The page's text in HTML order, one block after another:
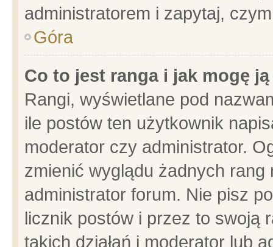
administratorem i zapytaj,
Góra
Co to jest ranga i jak mogę
Rangi, wyświetlane pod
ile postów ten użytkownik
moderator czy administrator.
zmienić wyglądu żadnych
administrator forum. Nie pisz
licznik postów i przez to swoją
takich działań i moderator lub